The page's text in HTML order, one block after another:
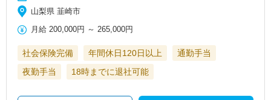
山梨県 韮崎市
月給 200,000円 ～ 265,000円
社会保険完備 年間休日120日以上
通勤手当
夜勤手当
18時までに退社可能